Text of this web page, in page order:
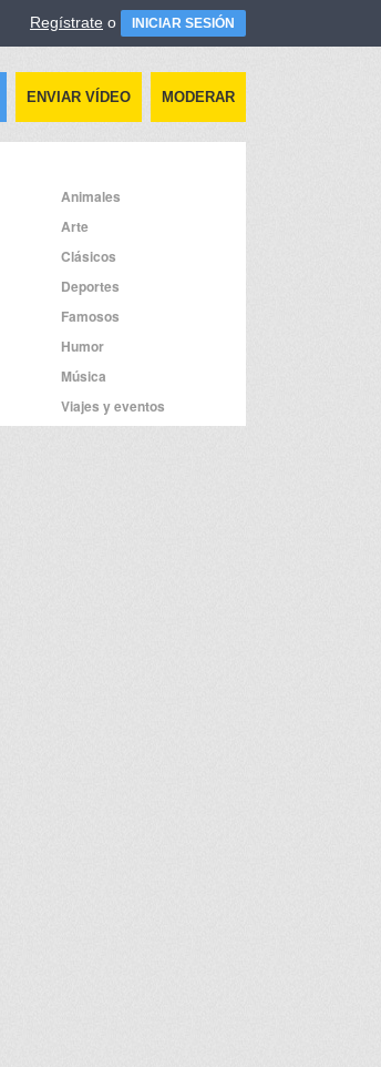
Regístrate o INICIAR SESIÓN
ENVIAR VÍDEO MODERAR
Animales
Arte
Clásicos
Deportes
Famosos
Humor
Música
Viajes y eventos